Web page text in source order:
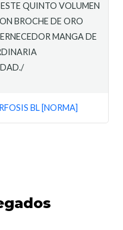
QUINTO VOLUMEN
BROCHE DE ORO
MANGA DE
BL [NORMA]